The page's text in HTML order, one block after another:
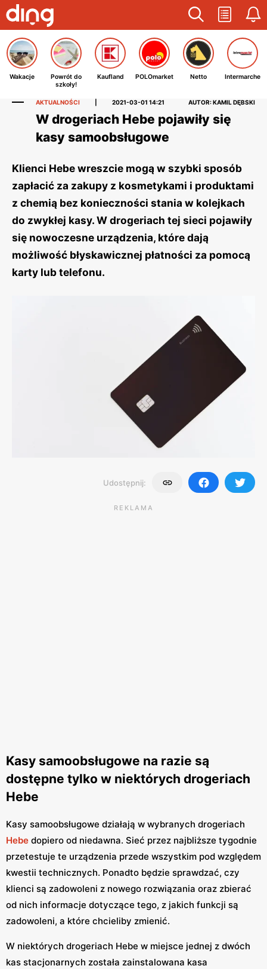
Wakacje
Powrót do
szkoły!
Kaufland POLOmarket Netto Intermarche
AKTUALNOŚCI 2021-03-01 14:21 AUTOR: KAMIL DĘBSKI
W drogeriach Hebe pojawiły się
kasy samoobsługowe
Klienci Hebe wreszcie mogą w szybki sposób
zapłacić za zakupy z kosmetykami i produktami
z chemią bez konieczności stania w kolejkach
do zwykłej kasy. W drogeriach tej sieci pojawiły
się nowoczesne urządzenia, które dają
możliwość błyskawicznej płatności za pomocą
karty lub telefonu.
Udostępnij:
REKLAMA
Kasy samoobsługowe na razie są
dostępne tylko w niektórych drogeriach
Hebe
Kasy samoobsługowe działają w wybranych drogeriach
Hebe dopiero od niedawna. Sieć przez najbliższe tygodnie
przetestuje te urządzenia przede wszystkim pod względem
kwestii technicznych. Ponadto będzie sprawdzać, czy
klienci są zadowoleni z nowego rozwiązania oraz zbierać
od nich informacje dotyczące tego, z jakich funkcji są
zadowoleni, a które chcieliby zmienić.
W niektórych drogeriach Hebe w miejsce jednej z dwóch
kas stacjonarnych została zainstalowana kasa